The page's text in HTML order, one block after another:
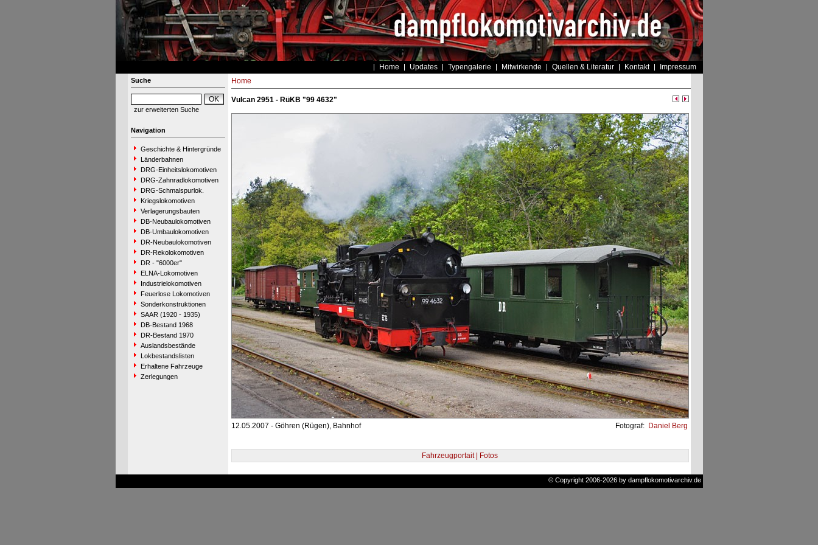
Home Updates Typengalerie Mitwirkende Quellen & Literatur Kontakt Impressum
Suche
zur erweiterten Suche
Navigation
Geschichte & Hintergründe
Länderbahnen
DRG-Einheitslokomotiven
DRG-Zahnradlokomotiven
DRG-Schmalspurlok.
Kriegslokomotiven
Verlagerungsbauten
DB-Neubaulokomotiven
DB-Umbaulokomotiven
DR-Neubaulokomotiven
DR-Rekolokomotiven
DR - "6000er"
ELNA-Lokomotiven
Industrielokomotiven
Feuerlose Lokomotiven
Sonderkonstruktionen
SAAR (1920 - 1935)
DB-Bestand 1968
DR-Bestand 1970
Auslandsbestände
Lokbestandslisten
Erhaltene Fahrzeuge
Zerlegungen
Home
Vulcan 2951 - RüKB "99 4632"
12.05.2007 - Göhren (Rügen), Bahnhof Fotograf: Daniel Berg
Fahrzeugportait | Fotos
© Copyright 2006-2026 by dampflokomotivarchiv.de